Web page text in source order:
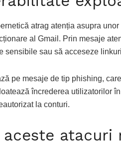
atrag atenția asupra
al Gmail . Prin mesaje
sensibile sau să acceseze
pe mesaje de tip phishing,
încrederea utilizatorilor
la conturi.
atacuri